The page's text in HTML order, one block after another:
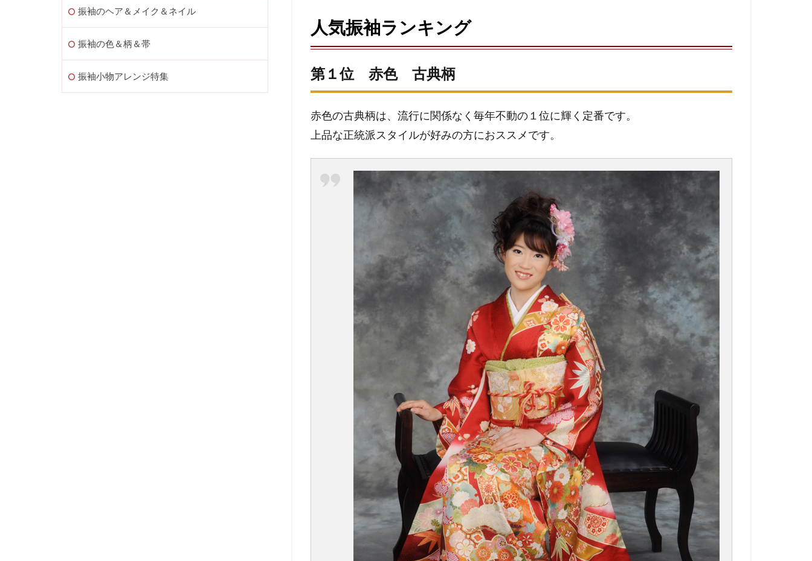
人気振袖ランキング
第１位 赤色 古典柄
赤色の古典柄は、流行に関係なく毎年不動の１位に輝く定番です。
上品な正統派スタイルが好みの方におススメです。
振袖のヘア＆メイク＆ネイル
振袖の色＆柄＆帯
振袖小物アレンジ特集